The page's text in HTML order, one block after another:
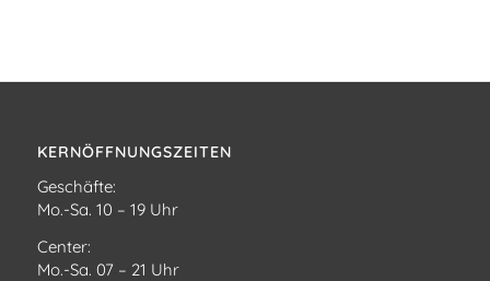
KERNÖFFNUNGSZEITEN
Geschäfte:
Mo.-Sa. 10 – 19 Uhr
Center:
Mo.-Sa. 07 – 21 Uhr